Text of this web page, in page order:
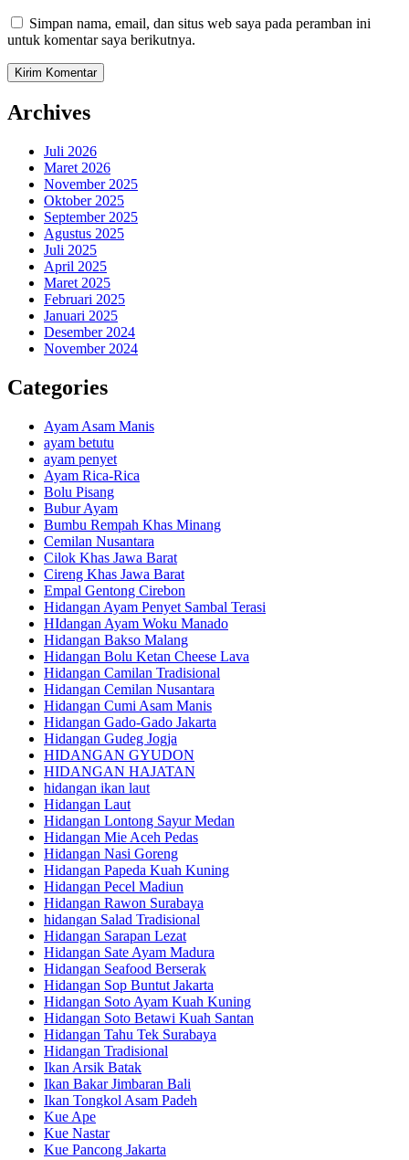
Simpan nama, email, dan situs web saya pada peramban ini
untuk komentar saya berikutnya.
Archives
Juli 2026
Maret 2026
November 2025
Oktober 2025
September 2025
Agustus 2025
Juli 2025
April 2025
Maret 2025
Februari 2025
Januari 2025
Desember 2024
November 2024
Categories
Ayam Asam Manis
ayam betutu
ayam penyet
Ayam Rica-Rica
Bolu Pisang
Bubur Ayam
Bumbu Rempah Khas Minang
Cemilan Nusantara
Cilok Khas Jawa Barat
Cireng Khas Jawa Barat
Empal Gentong Cirebon
Hidangan Ayam Penyet Sambal Terasi
HIdangan Ayam Woku Manado
Hidangan Bakso Malang
Hidangan Bolu Ketan Cheese Lava
Hidangan Camilan Tradisional
Hidangan Cemilan Nusantara
Hidangan Cumi Asam Manis
Hidangan Gado-Gado Jakarta
Hidangan Gudeg Jogja
HIDANGAN GYUDON
HIDANGAN HAJATAN
hidangan ikan laut
Hidangan Laut
Hidangan Lontong Sayur Medan
Hidangan Mie Aceh Pedas
Hidangan Nasi Goreng
Hidangan Papeda Kuah Kuning
Hidangan Pecel Madiun
Hidangan Rawon Surabaya
hidangan Salad Tradisional
Hidangan Sarapan Lezat
Hidangan Sate Ayam Madura
Hidangan Seafood Berserak
Hidangan Sop Buntut Jakarta
Hidangan Soto Ayam Kuah Kuning
Hidangan Soto Betawi Kuah Santan
Hidangan Tahu Tek Surabaya
Hidangan Tradisional
Ikan Arsik Batak
Ikan Bakar Jimbaran Bali
Ikan Tongkol Asam Padeh
Kue Ape
Kue Nastar
Kue Pancong Jakarta